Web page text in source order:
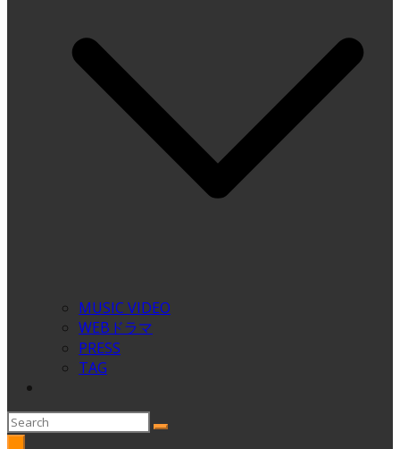
MUSIC VIDEO
WEBドラマ
PRESS
TAG